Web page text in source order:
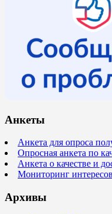
Анкеты
Анкета для опроса
Опросная анкета по
Анкета о качестве и
Мониторинг
Архивы